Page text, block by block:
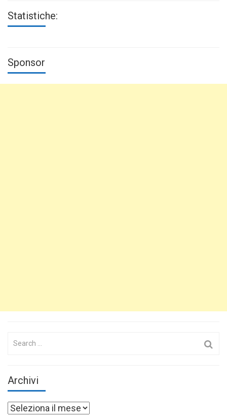
Statistiche:
Sponsor
Search
Archivi
Archivi